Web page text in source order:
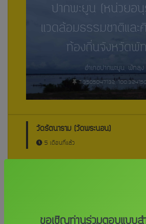
ปากพะยูน (หน่วยอ
แวดล้อมธรรมชาติแล
ท้องถิ่นจังหวัดพั
อำเภอปากพะยูน, พัทลุง
7.3505047132,
วัดรัตนาราม (วัดพระนอน)
5 เดือนที่แล้ว
อนุรักษ์สิ่งแวดล้อมธร
ขอเชิญท่านร่วมตอบแบบส